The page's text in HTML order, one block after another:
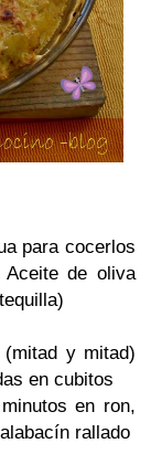
para cocerlos
Aceite de oliva
y mitad)
en cubitos
en ron,
rallado